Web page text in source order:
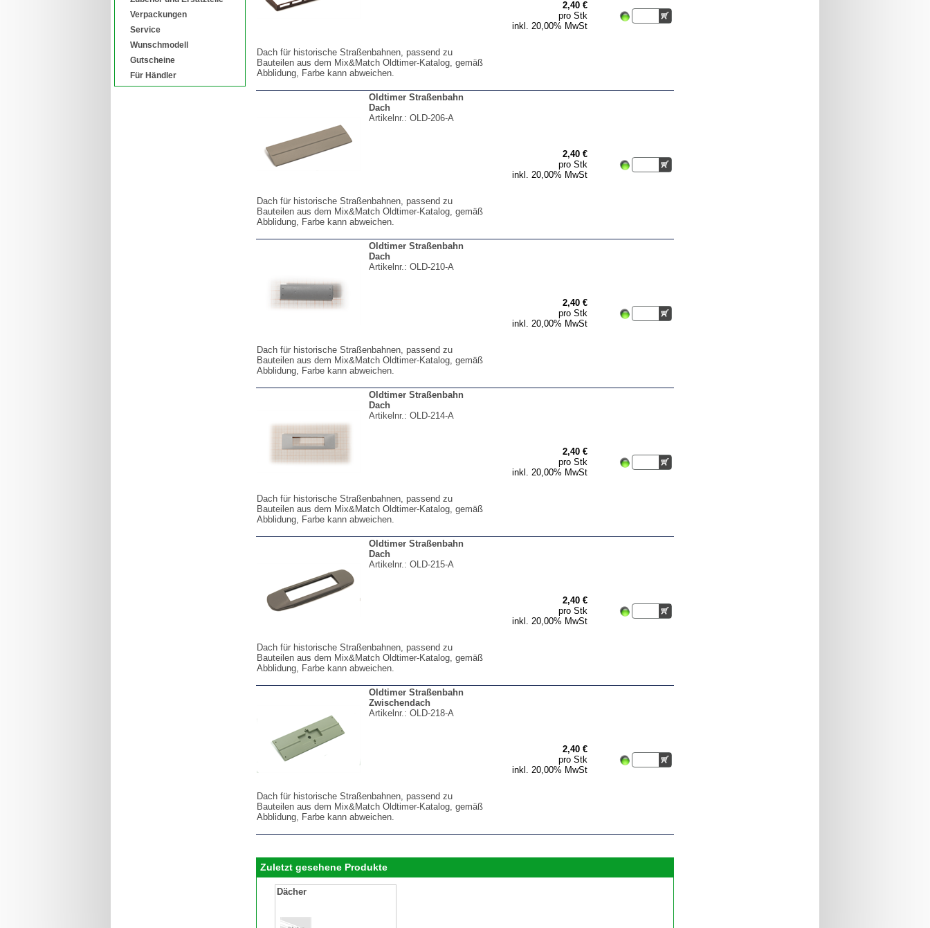
Verpackungen
Service
Wunschmodell
Gutscheine
Für Händler
Dach für historische Straßenbahnen, passend zu
Bauteilen aus dem Mix&Match Oldtimer-Katalog, gemäß
Abblidung, Farbe kann abweichen.
2,40 €
pro Stk
inkl. 20,00% MwSt
Oldtimer Straßenbahn
Dach
Artikelnr.: OLD-206-A
Dach für historische Straßenbahnen, passend zu
Bauteilen aus dem Mix&Match Oldtimer-Katalog, gemäß
Abblidung, Farbe kann abweichen.
2,40 €
pro Stk
inkl. 20,00% MwSt
Oldtimer Straßenbahn
Dach
Artikelnr.: OLD-210-A
Dach für historische Straßenbahnen, passend zu
Bauteilen aus dem Mix&Match Oldtimer-Katalog, gemäß
Abblidung, Farbe kann abweichen.
2,40 €
pro Stk
inkl. 20,00% MwSt
Oldtimer Straßenbahn
Dach
Artikelnr.: OLD-214-A
Dach für historische Straßenbahnen, passend zu
Bauteilen aus dem Mix&Match Oldtimer-Katalog, gemäß
Abblidung, Farbe kann abweichen.
2,40 €
pro Stk
inkl. 20,00% MwSt
Oldtimer Straßenbahn
Dach
Artikelnr.: OLD-215-A
Dach für historische Straßenbahnen, passend zu
Bauteilen aus dem Mix&Match Oldtimer-Katalog, gemäß
Abblidung, Farbe kann abweichen.
2,40 €
pro Stk
inkl. 20,00% MwSt
Oldtimer Straßenbahn
Zwischendach
Artikelnr.: OLD-218-A
Dach für historische Straßenbahnen, passend zu
Bauteilen aus dem Mix&Match Oldtimer-Katalog, gemäß
Abblidung, Farbe kann abweichen.
2,40 €
pro Stk
inkl. 20,00% MwSt
Zuletzt gesehene Produkte
Dächer